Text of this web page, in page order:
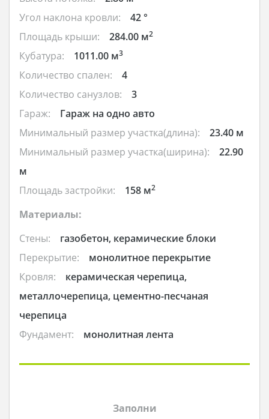
Угол наклона кровли:
42 °
Площадь крыши:
284.00 м2
Кубатура: 1011.00 м3
Количество спален:
4
Количество санузлов:
3
Гараж:
Гараж на одно авто
Минимальный размер участка(длина):
23.40 м
Минимальный размер участка(ширина):
22.90
м
Площадь застройки:
158 м2
Материалы:
Стены:
газобетон, керамические блоки
Перекрытие:
монолитное перекрытие
Кровля:
керамическая черепица,
металлочерепица, цементно-песчаная
черепица
Фундамент:
монолитная лента
Заполни